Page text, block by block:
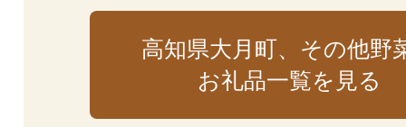
高知県大月町、その他野
お礼品一覧を見る